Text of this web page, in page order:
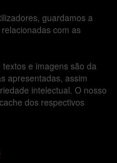
guardamos a
com as
e imagens são da
apresentadas, assim
intelectual. O nosso
dos respectivos